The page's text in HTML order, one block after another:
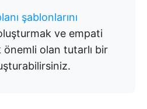
şablonlarını
ve empati
olan tutarlı bir